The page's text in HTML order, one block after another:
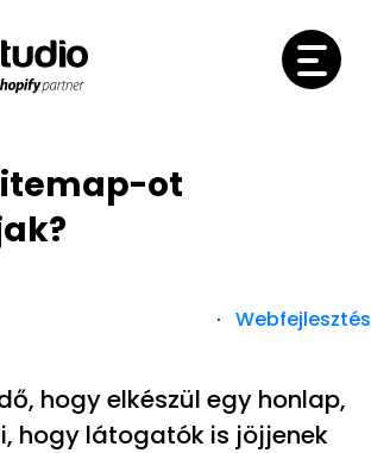
ot
· Webfejlesztés
hogy elkészül egy honlap,
hogy látogatók is jöjjenek